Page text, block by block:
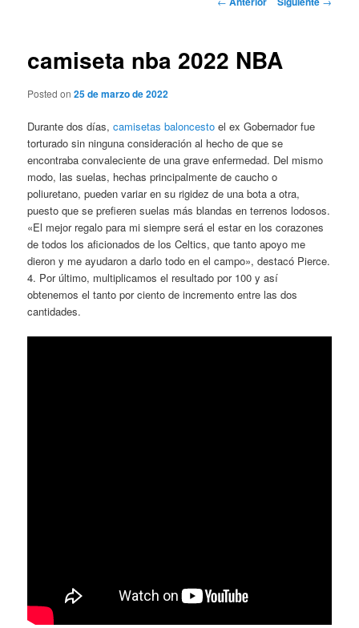
camiseta nba 2022 NBA
Posted on25 de marzo de 2022
Durante dos días,camisetas baloncesto el ex Gobernador fue
torturado sin ninguna consideración al hecho de que se
encontraba convaleciente de una grave enfermedad. Del mismo
modo, las suelas, hechas principalmente de caucho o
poliuretano, pueden variar en su rigidez de una bota a otra,
puesto que se prefieren suelas más blandas en terrenos lodosos.
«El mejor regalo para mi siempre será el estar en los corazones
de todos los aficionados de los Celtics, que tanto apoyo me
dieron y me ayudaron a darlo todo en el campo», destacó Pierce.
4. Por último, multiplicamos el resultado por 100 y así
obtenemos el tanto por ciento de incremento entre las dos
cantidades.